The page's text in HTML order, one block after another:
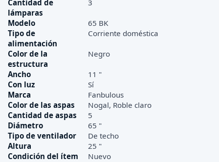
Cantidad de
lámparas
3
Modelo
65 BK
Tipo de
alimentación
Corriente doméstica
Color de la
estructura
Negro
Ancho
11 "
Con luz
Sí
Marca
Fanbulous
Color de las aspas
Nogal, Roble claro
Cantidad de aspas
5
Diámetro
65 "
Tipo de ventilador
De techo
Altura
25 "
Condición del ítem
Nuevo